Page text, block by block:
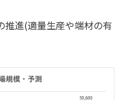
推進(適量生産や端材の有